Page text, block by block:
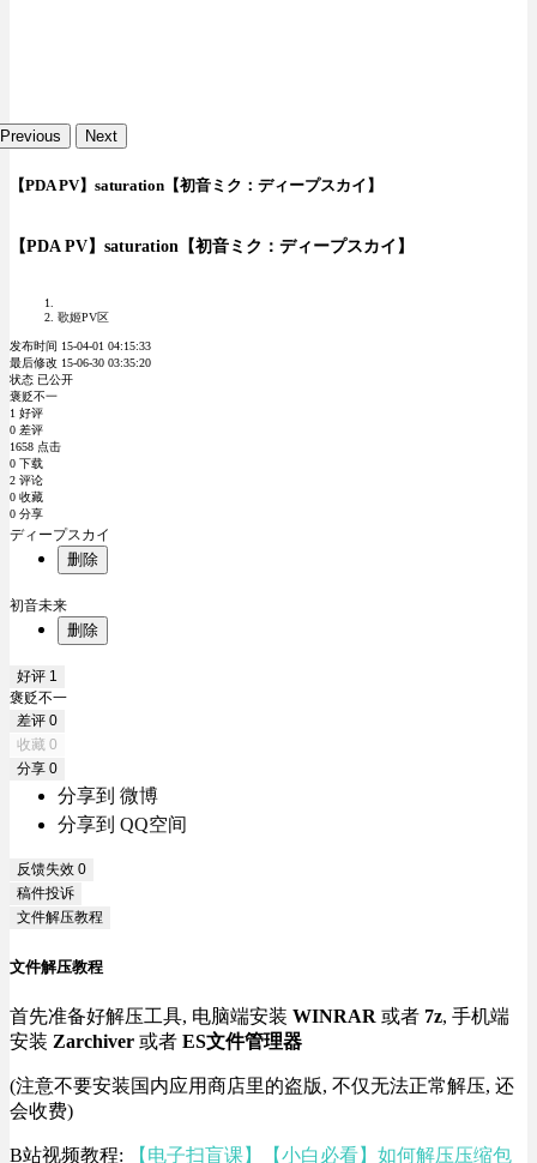
Previous Next
【PDA PV】saturation【初音ミク：ディープスカイ】
【PDA PV】saturation【初音ミク：ディープスカイ】
歌姬PV区
发布时间 15-04-01 04:15:33
最后修改 15-06-30 03:35:20
状态 已公开
褒贬不一
1 好评
0 差评
1658 点击
0 下载
2 评论
0 收藏
0 分享
ディープスカイ
删除
初音未来
删除
好评 1
褒贬不一
差评 0
收藏 0
分享 0
分享到 微博
分享到 QQ空间
反馈失效 0
稿件投诉
文件解压教程
文件解压教程
首先准备好解压工具, 电脑端安装 WINRAR 或者 7z, 手机端
安装 Zarchiver 或者 ES文件管理器
(注意不要安装国内应用商店里的盗版, 不仅无法正常解压, 还
会收费)
B站视频教程: 【电子扫盲课】【小白必看】如何解压压缩包